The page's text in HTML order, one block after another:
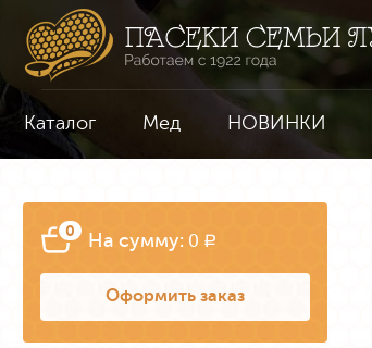
Каталог Мед НОВИНКИ
0 На сумму: 0 a
Оформить заказ